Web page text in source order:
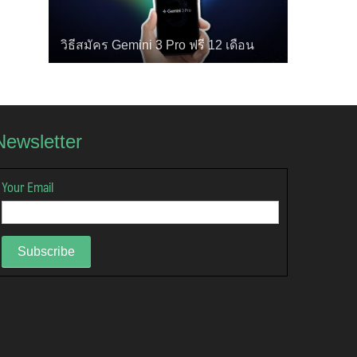
วิธีสมัคร Gemini 3 Pro ฟรี 12 เดือน
Your Email
Subscribe